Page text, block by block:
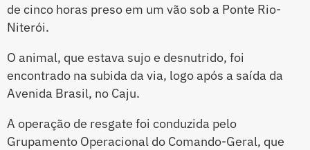
de cinco horas preso em um vão sob a Ponte Rio-
Niterói.
O animal, que estava sujo e desnutrido, foi
encontrado na subida da via, logo após a saída da
Avenida Brasil, no Caju.
A operação de resgate foi conduzida pelo
Grupamento Operacional do Comando-Geral, que